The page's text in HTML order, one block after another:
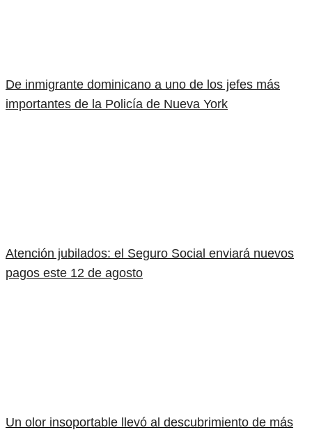
De inmigrante dominicano a uno de los jefes más
importantes de la Policía de Nueva York
Atención jubilados: el Seguro Social enviará nuevos
pagos este 12 de agosto
Un olor insoportable llevó al descubrimiento de más